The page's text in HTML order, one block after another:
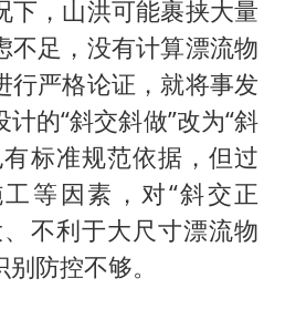
下，山洪可能裹挟大量
不足，没有计算漂流物
行严格论证，就将事发
的“斜交斜做”改为“斜
标准规范依据，但过
等因素，对“斜交正
不利于大尺寸漂流物
防控不够。